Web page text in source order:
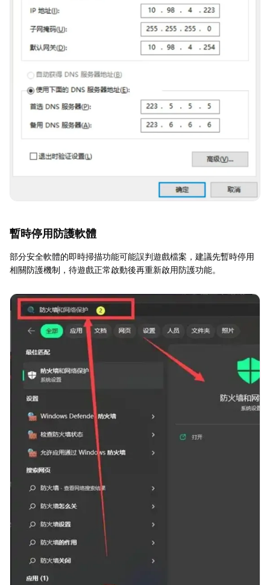
暫時停用防護軟體
部分安全軟體的即時掃描功能可能誤判遊戲檔案，建議先暫時停用
相關防護機制，待遊戲正常啟動後再重新啟用防護功能。